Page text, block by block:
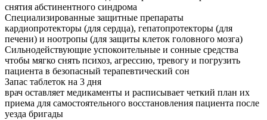
снятия абстинентного синдрома
Специализированные защитные препараты
кардиопротекторы (для сердца), гепатопротекторы (для
печени) и ноотропы (для защиты клеток головного мозга)
Сильнодействующие успокоительные и сонные средства
чтобы мягко снять психоз, агрессию, тревогу и погрузить
пациента в безопасный терапевтический сон
Запас таблеток на 3 дня
врач оставляет медикаменты и расписывает четкий план их
приема для самостоятельного восстановления пациента после
уезда бригады